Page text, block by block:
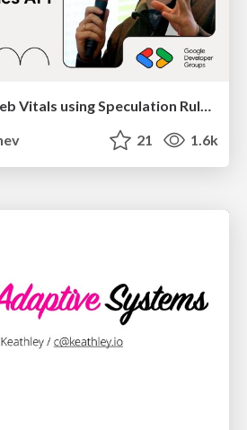
Improving Core Web Vitals using Speculation Rules API
21 1.6k